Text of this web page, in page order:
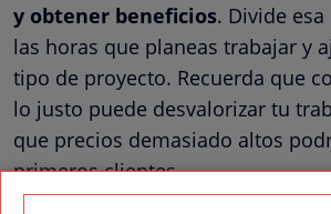
y obtener beneficios. Divide
las horas que planeas trabajar y
tipo de proyecto. Recuerda que
lo justo puede desvalorizar tu
que precios demasiado altos
primeros clientes.